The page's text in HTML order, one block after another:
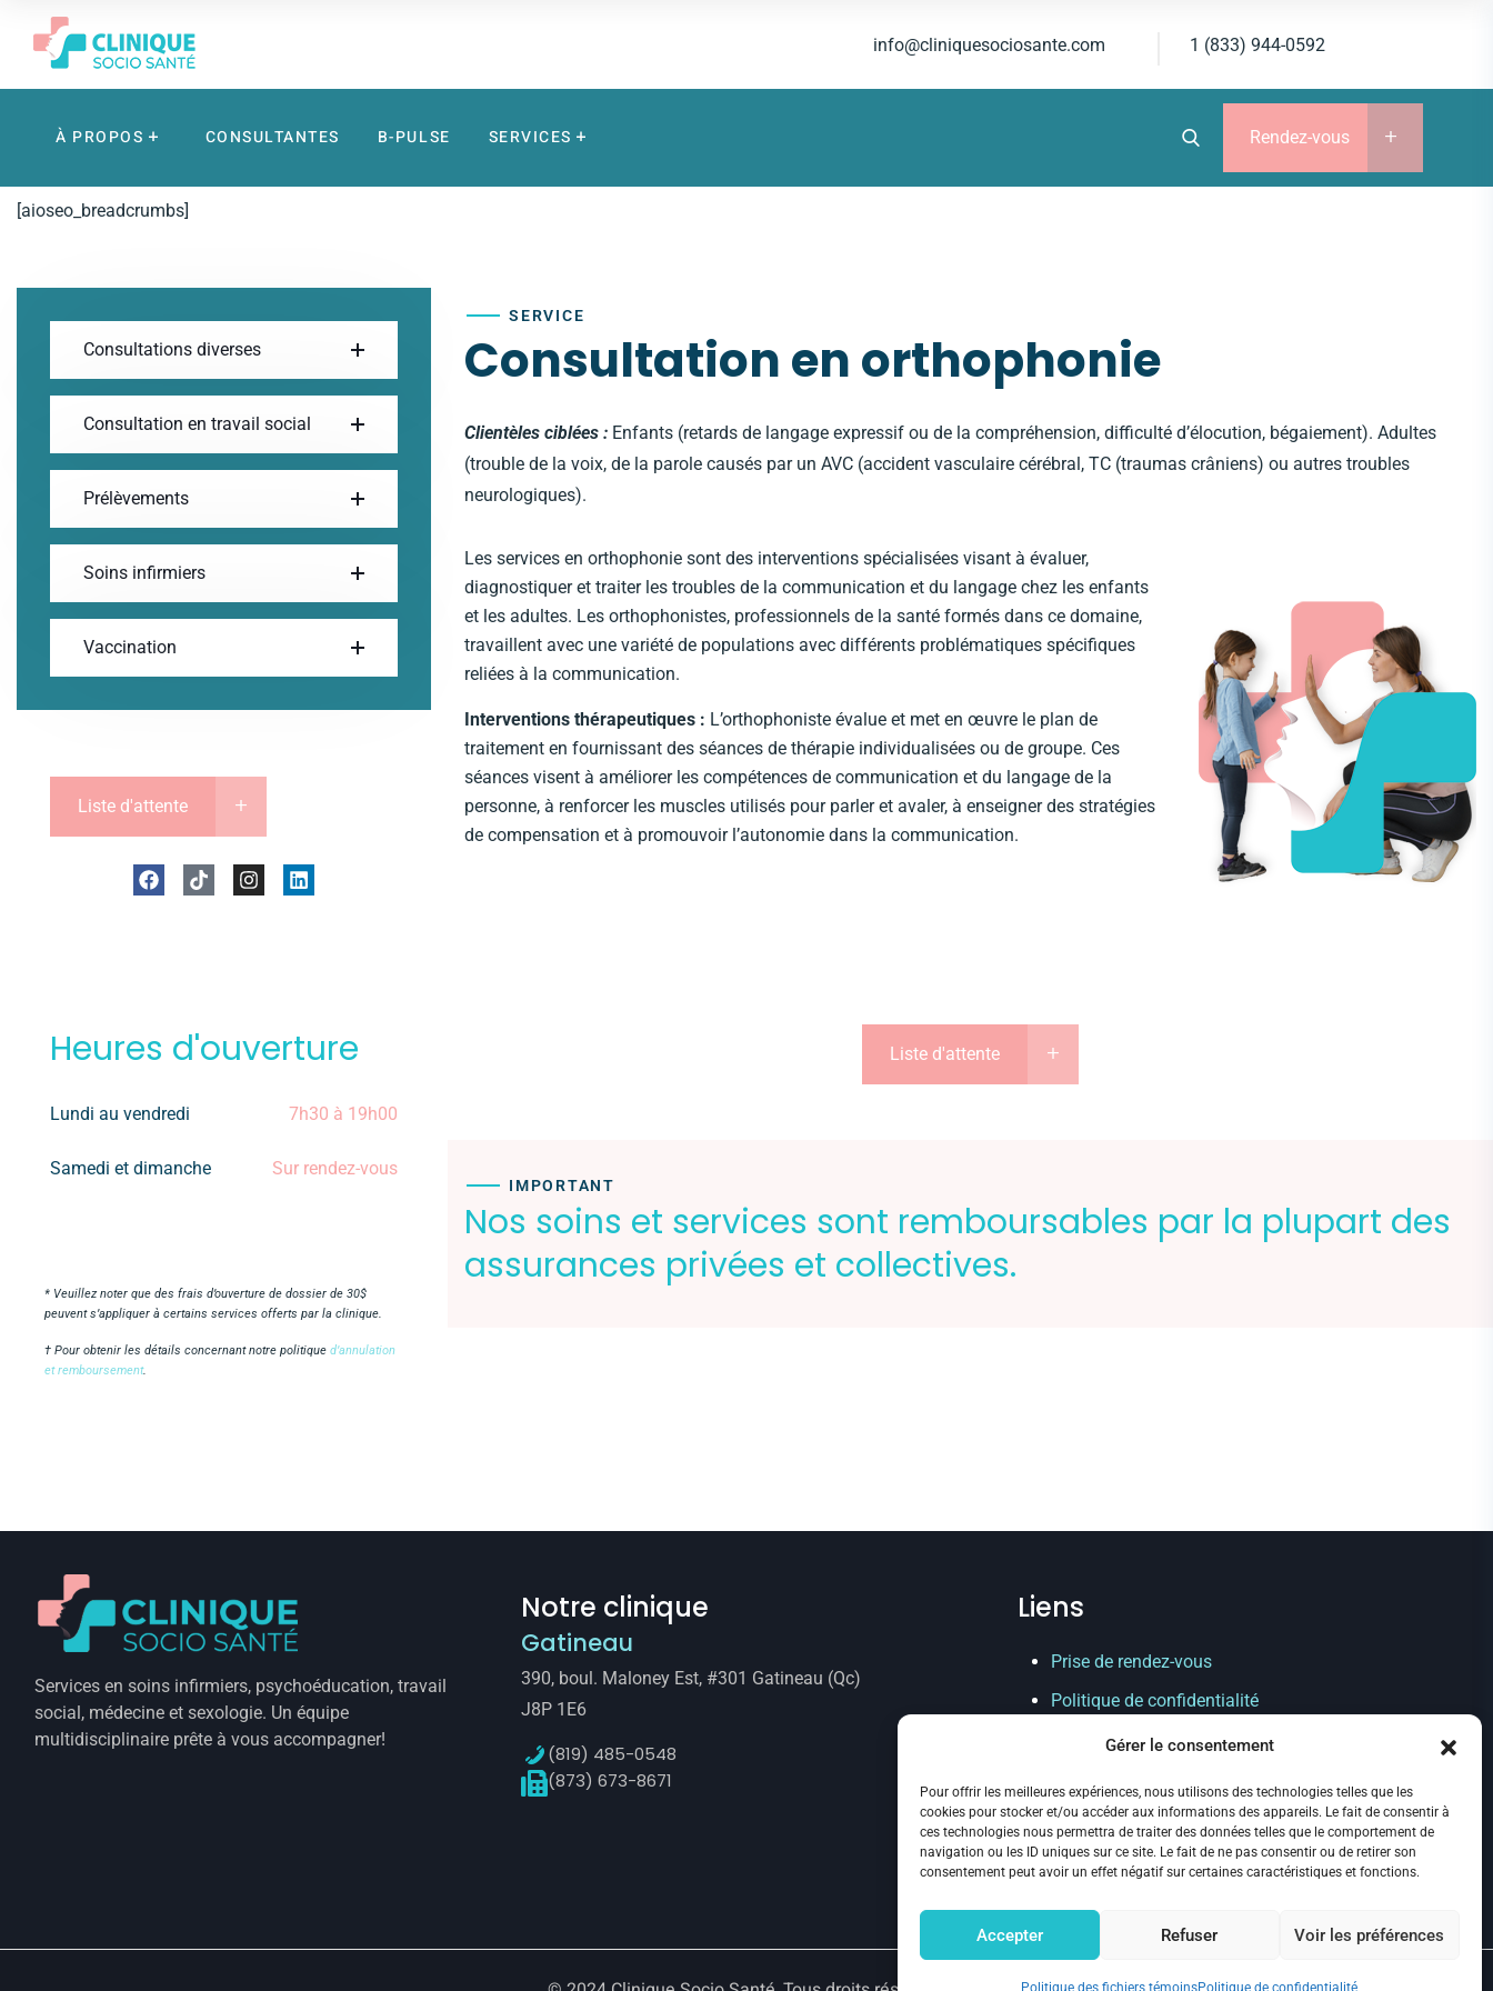
Gérer le consentement
Pour offrir les meilleures expériences, nous utilisons des technologies telles que les
cookies pour stocker et/ou accéder aux informations des appareils. Le fait de consentir à
ces technologies nous permettra de traiter des données telles que le comportement de
navigation ou les ID uniques sur ce site. Le fait de ne pas consentir ou de retirer son
consentement peut avoir un effet négatif sur certaines caractéristiques et fonctions.
Accepter Refuser Voir les préférences
Politique des fichiers témoinsPolitique de confidentialité
info@cliniquesociosante.com 1 (833) 944-0592
À PROPOS CONSULTANTES B-PULSE SERVICES Rendez-vous
[aioseo_breadcrumbs]
Consultations diverses
Consultation en travail social
Prélèvements
Soins infirmiers
Vaccination
Liste d'attente
Heures d'ouverture
Lundi au vendredi 7h30 à 19h00
Samedi et dimanche Sur rendez-vous
* Veuillez noter que des frais d’ouverture de dossier de 30$
peuvent s’appliquer à certains services offerts par la clinique.
† Pour obtenir les détails concernant notre politique d’annulation
et remboursement.
SERVICE
Consultation en orthophonie
Clientèles ciblées : Enfants (retards de langage expressif ou de la compréhension, difficulté d’élocution, bégaiement). Adultes
(trouble de la voix, de la parole causés par un AVC (accident vasculaire cérébral, TC (traumas crâniens) ou autres troubles
neurologiques).
Les services en orthophonie sont des interventions spécialisées visant à évaluer,
diagnostiquer et traiter les troubles de la communication et du langage chez les enfants
et les adultes. Les orthophonistes, professionnels de la santé formés dans ce domaine,
travaillent avec une variété de populations avec différents problématiques spécifiques
reliées à la communication.
Interventions thérapeutiques : L’orthophoniste évalue et met en œuvre le plan de
traitement en fournissant des séances de thérapie individualisées ou de groupe. Ces
séances visent à améliorer les compétences de communication et du langage de la
personne, à renforcer les muscles utilisés pour parler et avaler, à enseigner des stratégies
de compensation et à promouvoir l’autonomie dans la communication.
Liste d'attente
IMPORTANT
Nos soins et services sont remboursables par la plupart des
assurances privées et collectives.
Services en soins infirmiers, psychoéducation, travail
social, médecine et sexologie. Un équipe
multidisciplinaire prête à vous accompagner!
Notre clinique
Gatineau
390, boul. Maloney Est, #301 Gatineau (Qc)
J8P 1E6
(819) 485-0548
(873) 673-8671
Liens
Prise de rendez-vous
Politique de confidentialité
Annulation et remboursement
Suivez-nous :